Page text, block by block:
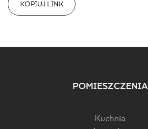
KOPIUJ LINK
POMIESZCZENIA
Kuchnia